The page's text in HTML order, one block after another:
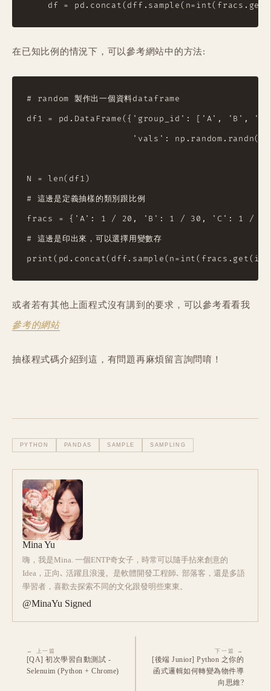
在已知比例的情況下，可以參考網站中的方法:
# random 製作出一個資料dataframe
df1 = pd.DataFrame({'group_id': ['A', 'B',
'vals':
N = len(df1)
# 這邊是定義抽樣的類別跟比例
fracs = {'A': 1 / 20, 'B': 1 / 30, 'C': 1 /
# 這邊是印出來，可以選擇用變數存
或者若有其他上面程式沒有講到的要求，可以參考看看我
參考的網站
抽樣程式碼介紹到這，有問題再麻煩留言詢問唷！
PYTHON PANDAS SAMPLE SAMPLING
Mina Yu
嗨，我是Mina. 一個ENTP奇女子，時常可以隨手拈來創意的
Idea，正向､ 活躍且浪漫。是軟體開發工程師､ 部落客，還是多語
學習者，喜歡去探索不同的文化跟發明些東東。
@MinaYu Signed
← 上一篇
[QA] 初次學習自動測試 -
Selenuim (Python + Chrome)
下一篇 →
[後端 Junior] Python 之你的
函式邏輯如何轉變為物件導
向思維?